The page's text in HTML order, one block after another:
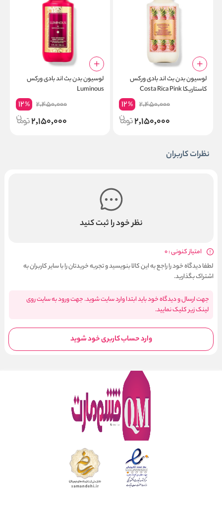
لوسیون بدن بث اند بادی ورکس
کاستاریکا Costa Rica Pink
2,450,000
12%
2,150,000
لوسیون بدن بث اند بادی ورکس
Luminous
2,450,000
12%
2,150,000
نظرات کاربران
نظر خود را ثبت کنید
امتیاز کنونی : 0
لطفا دیدگاه خود را راجع به این کالا بنویسید و تجربه خریدتان را با سایر کاربران به
اشتراک بگذارید.
جهت ارسال و دیدگاه خود باید ابتدا وارد سایت شوید. جهت ورود به سایت روی
لینک زیر کلیک نمایید.
وارد حساب کاربری خود شوید